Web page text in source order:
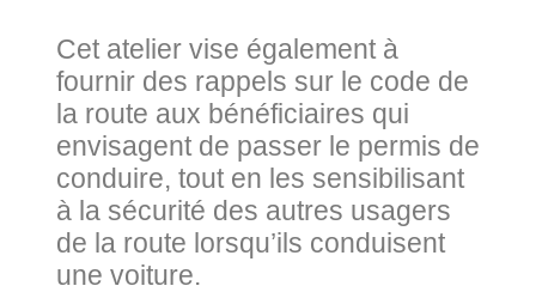
Cet atelier vise également à
fournir des rappels sur le code de
la route aux bénéficiaires qui
envisagent de passer le permis de
conduire, tout en les sensibilisant
à la sécurité des autres usagers
de la route lorsqu’ils conduisent
une voiture.